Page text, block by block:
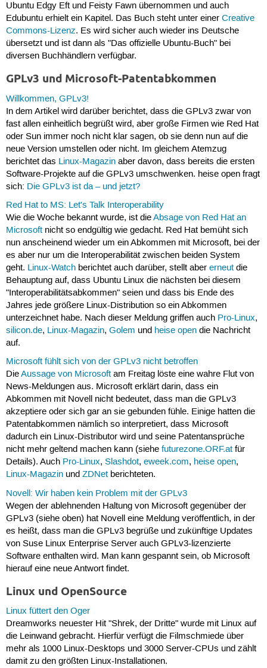
Ubuntu Edgy Eft und Feisty Fawn übernommen und auch
Edubuntu erhielt ein Kapitel. Das Buch steht unter einer Creative
Commons-Lizenz. Es wird sicher auch wieder ins Deutsche
übersetzt und ist dann als "Das offizielle Ubuntu-Buch" bei
diversen Buchhändlern verfügbar.
GPLv3 und Microsoft-Patentabkommen
Willkommen, GPLv3!
In dem Artikel wird darüber berichtet, dass die GPLv3 zwar von
fast allen einheitlich begrüßt wird, aber große Firmen wie Red Hat
oder Sun immer noch nicht klar sagen, ob sie denn nun auf die
neue Version umstellen oder nicht. Im gleichem Atemzug
berichtet das Linux-Magazinaber davon, dass bereits die ersten
Software-Projekte auf die GPLv3 umschwenken. heise open fragt
sich: Die GPLv3 ist da – und jetzt?
Red Hat to MS: Let's Talk Interoperability
Wie die Woche bekannt wurde, ist dieAbsage von Red Hat an
Microsoftnicht so endgültig wie gedacht. Red Hat bemüht sich
nun anscheinend wieder um ein Abkommen mit Microsoft, bei der
es aber nur um die Interoperabilität zwischen beiden System
geht. Linux-Watchberichtet auch darüber, stellt aber erneutdie
Behauptung auf, dass Ubuntu Linux die nächsten bei diesem
"Interoperabilitätsabkommen" seien und dass bis Ende des
Jahres jede größere Linux-Distribution so ein Abkommen
unterzeichnet habe. Nach dieser Meldung griffen auch Pro-Linux,
silicon.de, Linux-Magazin, Golem und heise opendie Nachricht
auf.
Microsoft fühlt sich von der GPLv3 nicht betroffen
DieAussage von Microsoftam Freitag löste eine wahre Flut von
News-Meldungen aus. Microsoft erklärt darin, dass ein
Abkommen mit Novell nicht bedeutet, dass man die GPLv3
akzeptiere oder sich gar an sie gebunden fühle. Einige hatten die
Patentabkommen nämlich so interpretiert, dass Microsoft
dadurch ein Linux-Distributor wird und seine Patentansprüche
nicht mehr geltend machen kann (siehe futurezone.ORF.atfür
Details). Auch Pro-Linux, Slashdot, eweek.com, heise open,
Linux-Magazinund ZDNetberichteten.
Novell: Wir haben kein Problem mit der GPLv3
Wegen der ablehnenden Haltung von Microsoft gegenüber der
GPLv3 (siehe oben) hat Novell eine Meldung veröffentlich, in der
es heißt, dass man die GPLv3 begrüße und zukünftige Updates
von Suse Linux Enterprise Server auch GPLv3-lizenzierte
Software enthalten wird. Man kann gespannt sein, ob Microsoft
hierauf eine neue Antwort findet.
Linux und OpenSource
Linux füttert den Oger
Dreamworks neuester Hit "Shrek, der Dritte" wurde mit Linux auf
die Leinwand gebracht. Hierfür verfügt die Filmschmiede über
mehr als 1000 Linux-Desktops und 3000 Server-CPUs und zählt
damit zu den größten Linux-Installationen.